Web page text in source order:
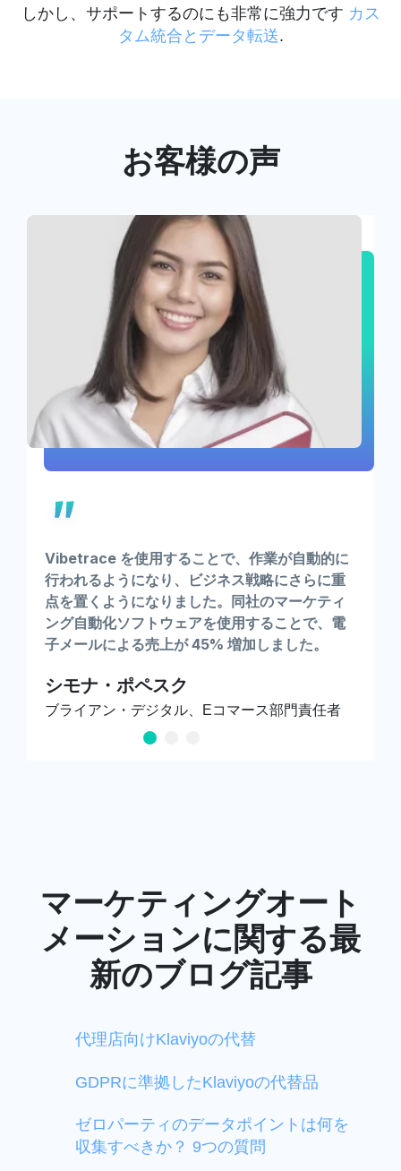
しかし、サポートするのにも非常に強力です カス
タム統合とデータ転送.
お客様の声
Vibetrace を使用することで、作業が自動的に
行われるようになり、ビジネス戦略にさらに重
点を置くようになりました。同社のマーケティ
ング自動化ソフトウェアを使用することで、電
子メールによる売上が 45% 増加しました。
シモナ・ポペスク
ブライアン・デジタル、Eコマース部門責任者
マーケティングオート
メーションに関する最
新のブログ記事
代理店向けKlaviyoの代替
GDPRに準拠したKlaviyoの代替品
ゼロパーティのデータポイントは何を
収集すべきか？ 9つの質問